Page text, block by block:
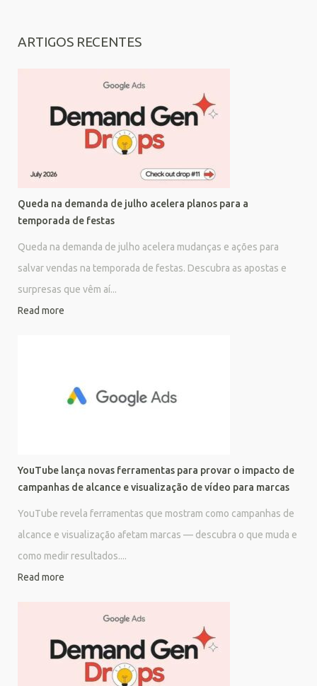
ARTIGOS RECENTES
Queda na demanda de julho acelera planos para a
temporada de festas
Queda na demanda de julho acelera mudanças e ações para
salvar vendas na temporada de festas. Descubra as apostas e
surpresas que vêm aí...
Read more
YouTube lança novas ferramentas para provar o impacto de
campanhas de alcance e visualização de vídeo para marcas
YouTube revela ferramentas que mostram como campanhas de
alcance e visualização afetam marcas — descubra o que muda e
como medir resultados....
Read more